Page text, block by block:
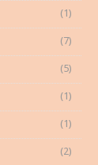
(1)
(7)
(5)
(1)
(1)
(2)